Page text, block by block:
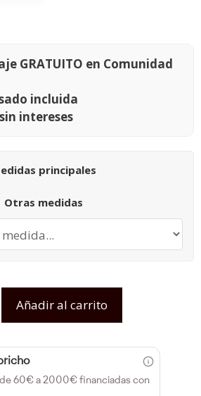
GRATUITO en Comunidad
incluida
intereses
principales
Otras medidas
Añadir al carrito
de 60€ a 2000€ financiadas con